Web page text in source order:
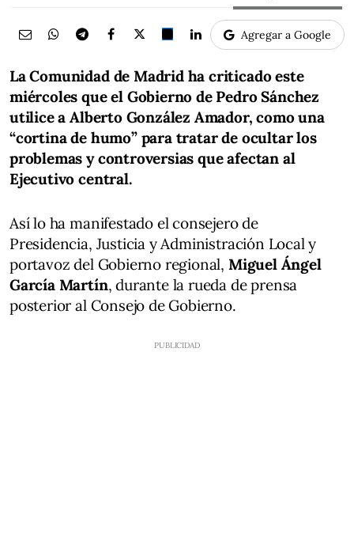
Agregar a Google
La Comunidad de Madrid ha criticado este
miércoles que el Gobierno de Pedro Sánchez
utilice a Alberto González Amador, como una
“cortina de humo” para tratar de ocultar los
problemas y controversias que afectan al
Ejecutivo central.
Así lo ha manifestado el consejero de
Presidencia, Justicia y Administración Local y
portavoz del Gobierno regional, Miguel Ángel
García Martín, durante la rueda de prensa
posterior al Consejo de Gobierno.